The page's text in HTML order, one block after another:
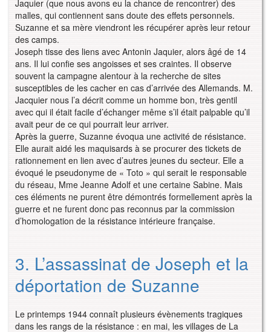
Jaquier (que nous avons eu la chance de rencontrer) des
malles, qui contiennent sans doute des effets personnels.
Suzanne et sa mère viendront les récupérer après leur retour
des camps.
Joseph tisse des liens avec Antonin Jaquier, alors âgé de 14
ans. Il lui confie ses angoisses et ses craintes. Il observe
souvent la campagne alentour à la recherche de sites
susceptibles de les cacher en cas d’arrivée des Allemands. M.
Jacquier nous l’a décrit comme un homme bon, très gentil
avec qui il était facile d’échanger même s’il était palpable qu’il
avait peur de ce qui pourrait leur arriver.
Après la guerre, Suzanne évoqua une activité de résistance.
Elle aurait aidé les maquisards à se procurer des tickets de
rationnement en lien avec d’autres jeunes du secteur. Elle a
évoqué le pseudonyme de « Toto » qui serait le responsable
du réseau, Mme Jeanne Adolf et une certaine Sabine. Mais
ces éléments ne purent être démontrés formellement après la
guerre et ne furent donc pas reconnus par la commission
d’homologation de la résistance intérieure française.
3. L’assassinat de Joseph et la
déportation de Suzanne
Le printemps 1944 connaît plusieurs évènements tragiques
dans les rangs de la résistance : en mai, les villages de La